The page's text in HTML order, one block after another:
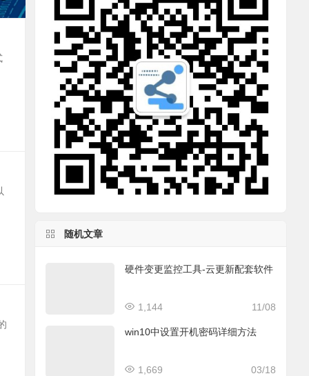
随机文章
硬件变更监控工具-云更新配套软件
11/08
1,144
win10中设置开机密码详细方法
03/18
1,669